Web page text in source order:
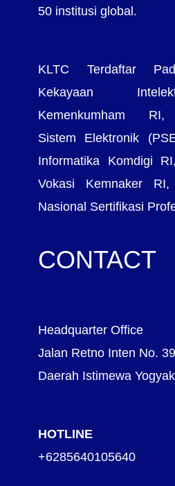
50 institusi global.
KLTC Terdaftar
Kekayaan
Kemenkumham RI,
Sistem Elektronik
Informatika Komdigi
Vokasi Kemnaker
Nasional Sertifikasi
CONTACT
Headquarter Office
Jalan Retno Inten No.
Daerah Istimewa
HOTLINE
+6285640105640